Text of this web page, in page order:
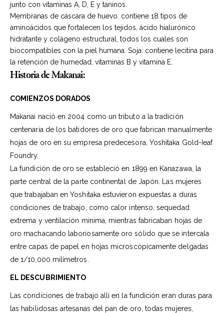
junto con vitaminas A, D, E y taninos.
Membranas de cáscara de huevo: contiene 18 tipos de
aminoácidos que fortalecen los tejidos, ácido hialurónico
hidratante y colágeno estructural, todos los cuales son
biocompatibles con la piel humana. Soja: contiene lecitina para
la retención de humedad, vitaminas B y vitamina E.
Historia de Makanai:
COMIENZOS DORADOS
Makanai nació en 2004 como un tributo a la tradición
centenaria de los batidores de oro que fabrican manualmente
hojas de oro en su empresa predecesora, Yoshitaka Gold-Ieaf
Foundry.
La fundición de oro se estableció en 1899 en Kanazawa, la
parte central de la parte continental de Japón. Las mujeres
que trabajaban en Yoshitaka estuvieron expuestas a duras
condiciones de trabajo, como calor intenso, sequedad
extrema y ventilación mínima, mientras fabricaban hojas de
oro machacando laboriosamente oro sólido que se intercala
entre capas de papel en hojas microscópicamente delgadas
de 1/10,000 milímetros.
EL DESCUBRIMIENTO
Las condiciones de trabajo allí en la fundición eran duras para
las habilidosas artesanas del pan de oro, todas mujeres,